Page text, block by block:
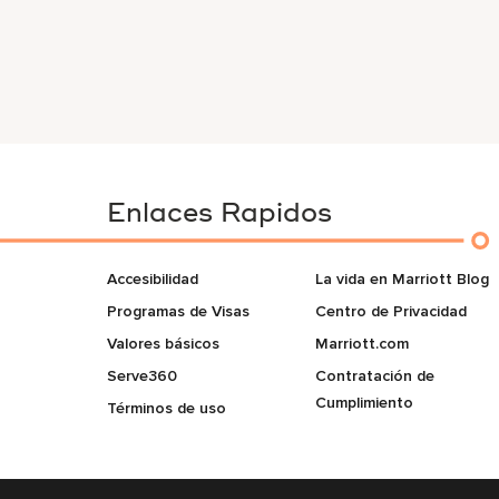
Enlaces Rapidos
Accesibilidad
Programas de Visas
Valores básicos
Serve360
Términos de uso
La vida en Marriott Blog
Centro de Privacidad
Marriott.com
Contratación de
Cumplimiento